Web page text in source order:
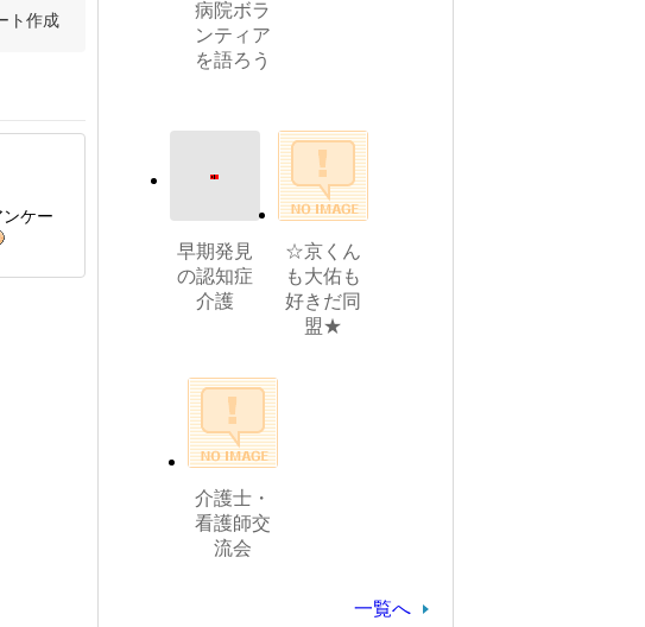
ト作成
ケー
病院ボラ
ンティア
を語ろう
早期発見
の認知症
介護
☆京くん
も大佑も
好きだ同
盟★
介護士・
看護師交
流会
一覧へ